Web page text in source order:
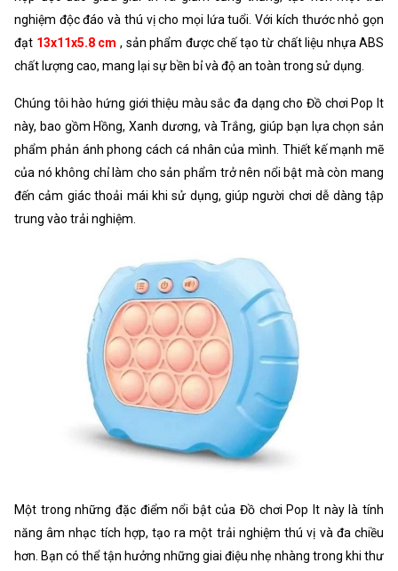
nghiệm độc đáo và thú vị cho mọi lứa tuổi. Với kích thước nhỏ gọn
đạt 13x11x5.8 cm , sản phẩm được chế tạo từ chất liệu nhựa ABS
chất lượng cao, mang lại sự bền bỉ và độ an toàn trong sử dụng.
Chúng tôi hào hứng giới thiệu màu sắc đa dạng cho Đồ chơi Pop It
này, bao gồm Hồng, Xanh dương, và Trắng, giúp bạn lựa chọn sản
phẩm phản ánh phong cách cá nhân của mình. Thiết kế mạnh mẽ
của nó không chỉ làm cho sản phẩm trở nên nổi bật mà còn mang
đến cảm giác thoải mái khi sử dụng, giúp người chơi dễ dàng tập
trung vào trải nghiệm.
Một trong những đặc điểm nổi bật của Đồ chơi Pop It này là tính
năng âm nhạc tích hợp, tạo ra một trải nghiệm thú vị và đa chiều
hơn. Bạn có thể tận hưởng những giai điệu nhẹ nhàng trong khi thư